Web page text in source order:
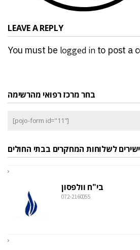
LEAVE A REPLY
You must be logged in to post a
בחר מרכז רפואי מהרשימה
[pojo-form id="11"]
לשלוחות המחקרים בבתי החולים
בי"ח וולפסון
072-2160055